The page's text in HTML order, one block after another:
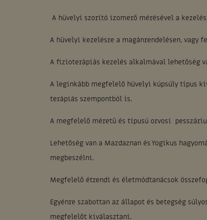
A hüvelyi szorító izomerő mérésével a
A hüvelyi kezelésre a magánrendelésen,
A fizioterápiás kezelés alkalmával lehetőség
A leginkább megfelelő hüvelyi kúpsúly típus
terápiás szempontból is.
A megfelelő méretű és típusú orvosi
Lehetőség van a Mazdaznan és Yogikus
megbeszélni.
Megfelelő étrendi és életmódtanácsok
Egyénre szabottan az állapot és betegség
megfelelőt kiválasztani.